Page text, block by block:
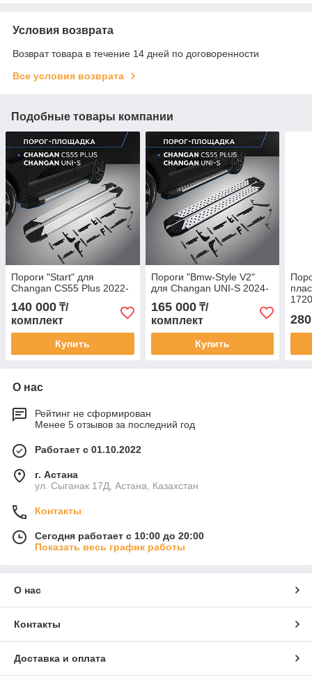
Условия возврата
Возврат товара в течение 14 дней по договоренности
Все условия возврата
Подобные товары компании
Пороги "Start" для
Changan CS55 Plus 2022-
140 000 ₸/
комплект
Купить
Пороги "Bmw-Style V2"
для Changan UNI-S 2024-
165 000₸/
комплект
Купить
О нас
Рейтинг не сформирован
Менее 5 отзывов за последний год
Работает с 01.10.2022
г. Астана
ул. Сыганак 17Д, Астана, Казахстан
Контакты
Сегодня работает с 10:00 до 20:00
Показать весь график работы
О нас
Контакты
Доставка и оплата